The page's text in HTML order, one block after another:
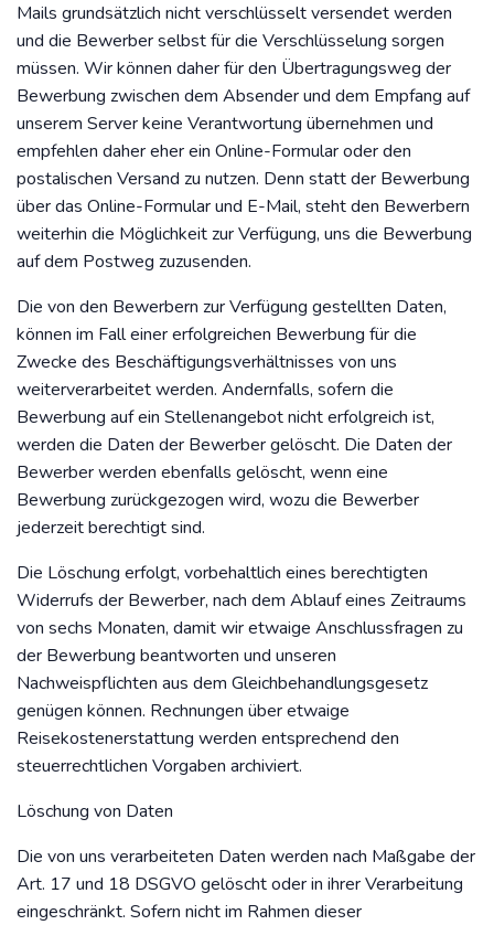
Mails grundsätzlich nicht verschlüsselt versendet werden
und die Bewerber selbst für die Verschlüsselung sorgen
müssen. Wir können daher für den Übertragungsweg der
Bewerbung zwischen dem Absender und dem Empfang auf
unserem Server keine Verantwortung übernehmen und
empfehlen daher eher ein Online-Formular oder den
postalischen Versand zu nutzen. Denn statt der Bewerbung
über das Online-Formular und E-Mail, steht den Bewerbern
weiterhin die Möglichkeit zur Verfügung, uns die Bewerbung
auf dem Postweg zuzusenden.
Die von den Bewerbern zur Verfügung gestellten Daten,
können im Fall einer erfolgreichen Bewerbung für die
Zwecke des Beschäftigungsverhältnisses von uns
weiterverarbeitet werden. Andernfalls, sofern die
Bewerbung auf ein Stellenangebot nicht erfolgreich ist,
werden die Daten der Bewerber gelöscht. Die Daten der
Bewerber werden ebenfalls gelöscht, wenn eine
Bewerbung zurückgezogen wird, wozu die Bewerber
jederzeit berechtigt sind.
Die Löschung erfolgt, vorbehaltlich eines berechtigten
Widerrufs der Bewerber, nach dem Ablauf eines Zeitraums
von sechs Monaten, damit wir etwaige Anschlussfragen zu
der Bewerbung beantworten und unseren
Nachweispflichten aus dem Gleichbehandlungsgesetz
genügen können. Rechnungen über etwaige
Reisekostenerstattung werden entsprechend den
steuerrechtlichen Vorgaben archiviert.
Löschung von Daten
Die von uns verarbeiteten Daten werden nach Maßgabe der
Art. 17 und 18 DSGVO gelöscht oder in ihrer Verarbeitung
eingeschränkt. Sofern nicht im Rahmen dieser